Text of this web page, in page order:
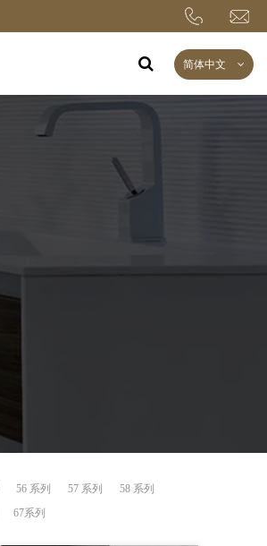
简体中文
56 系列 57 系列
58 系列
67系列